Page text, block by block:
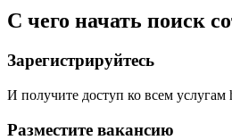
С чего начать поиск
Зарегистрируйтесь
И получите доступ ко всем услугам
Разместите вакансию